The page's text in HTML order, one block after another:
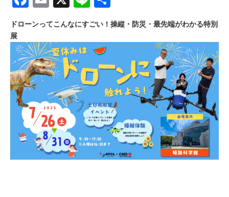
有
ドローンってこんなにすごい！操縦・防災・最先端がわかる特別
展